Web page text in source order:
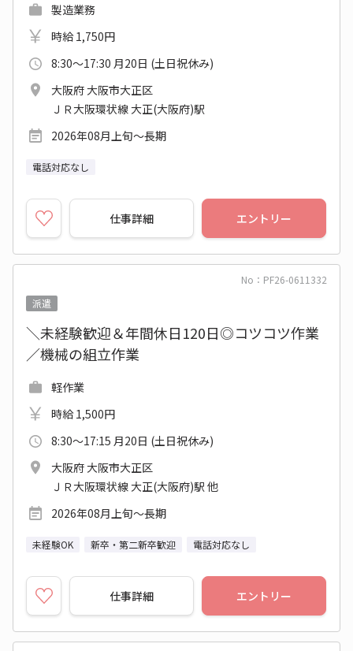
製造業務
時給 1,750円
8:30～17:30 月20日 (土日祝休み)
大阪府 大阪市大正区
ＪＲ大阪環状線 大正(大阪府)駅
2026年08月上旬～長期
電話対応なし
仕事詳細 エントリー
No：PF26-0611332
派遣
＼未経験歓迎＆年間休日120日◎コツコツ作業
／機械の組立作業
軽作業
時給 1,500円
8:30～17:15 月20日 (土日祝休み)
大阪府 大阪市大正区
ＪＲ大阪環状線 大正(大阪府)駅 他
2026年08月上旬～長期
未経験OK 新卒・第二新卒歓迎 電話対応なし
仕事詳細 エントリー